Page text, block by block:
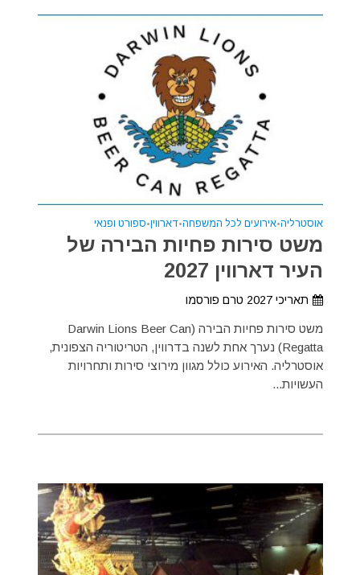
אוסטרליה•אירועים לכל המשפחה•דארווין•ספורט ופנאי
משט סירות פחיות הבירה של
העיר דארווין 2027
תאריכי 2027 טרם פורסמו
משט סירות פחיות הבירה (Darwin Lions Beer Can
Regatta) נערך אחת לשנה בדרווין, הטריטוריה הצפונית,
אוסטרליה. האירוע כולל מגוון מירוצי סירות ותחרויות
העשויות...